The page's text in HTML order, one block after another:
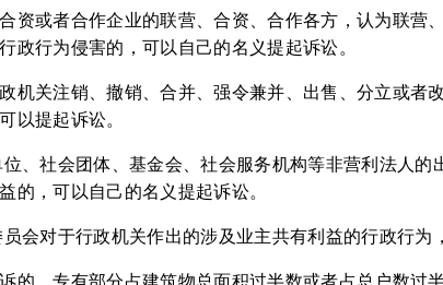
资或者合作企业的联营、合资、合作各方，认为联营
政行为侵害的，可以自己的名义提起诉讼。
机关注销、撤销、合并、强令兼并、出售、分立或者
以提起诉讼。
、社会团体、基金会、社会服务机构等非营利法人的
的，可以自己的名义提起诉讼。
会对于行政机关作出的涉及业主共有利益的行政行为